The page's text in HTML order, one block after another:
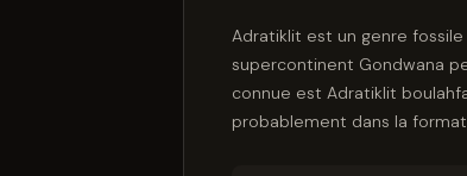
Adratiklit est un genre
supercontinent Gondwana
connue est Adratiklit
probablement dans la